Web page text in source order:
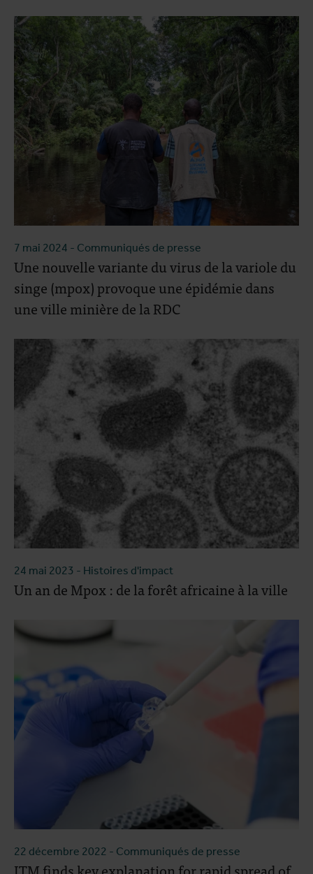
7 mai 2024 - Communiqués de presse
Une nouvelle variante du virus de la variole du
singe (mpox) provoque une épidémie dans
une ville minière de la RDC
24 mai 2023 - Histoires d'impact
Un an de Mpox : de la forêt africaine à la ville
22 décembre 2022 - Communiqués de presse